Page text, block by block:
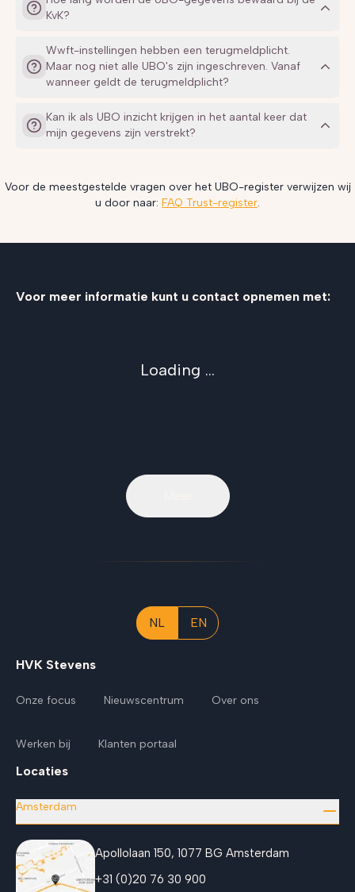
UBO register voor Trusts en soortgelijke constructies
KvK?
Wwft-instellingen hebben een terugmeldplicht.
Maar nog niet alle UBO's zijn ingeschreven. Vanaf
wanneer geldt de terugmeldplicht?
Kan ik als UBO inzicht krijgen in het aantal keer dat
mijn gegevens zijn verstrekt?
Voor de meestgestelde vragen over het UBO-register verwijzen wij
u door naar: FAQ Trust-register.
Voor meer informatie kunt u contact opnemen met:
Loading ...
NL EN
HVK Stevens
Onze focus Nieuwscentrum Over ons
Werken bij Klanten portaal
Locaties
Amsterdam
Apollolaan 150, 1077 BG Amsterdam
+31 (0)20 76 30 900